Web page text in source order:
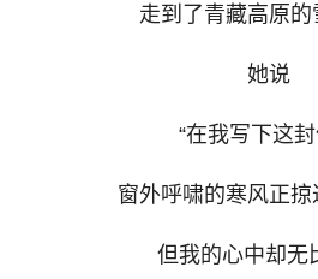
走到了青藏高原的
她说
“在我写下这
窗外呼啸的寒风正掠
但我的心中却无